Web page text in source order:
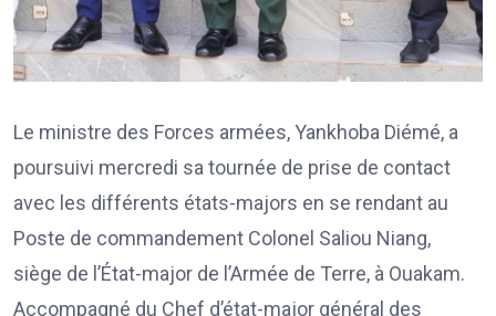
Le ministre des Forces armées, Yankhoba Diémé, a
poursuivi mercredi sa tournée de prise de contact
avec les différents états-majors en se rendant au
Poste de commandement Colonel Saliou Niang,
siège de l’État-major de l’Armée de Terre, à Ouakam.
Accompagné du Chef d’état-major général des